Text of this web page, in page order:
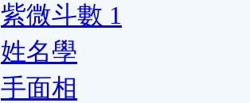
紫微斗數 1
姓名學
手面相